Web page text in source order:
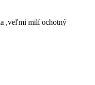
,veľmi milí ochotný